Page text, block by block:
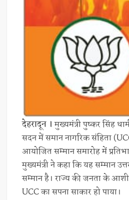
देहरादून ।मुख्यमंत्री पुष्कर सिंह
सदन में समान नागरिक संहिता
आयोजित सम्मान समारोह में
मुख्यमंत्री ने कहा कि यह सम्मान
सम्मान है। राज्य की जनता के
UCC का सपना साकार हो पाया।